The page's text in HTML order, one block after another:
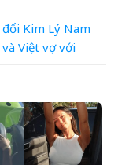
đổi Kim Lý Nam
và Việt vợ với